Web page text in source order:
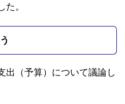
。
出（予算）について議論し